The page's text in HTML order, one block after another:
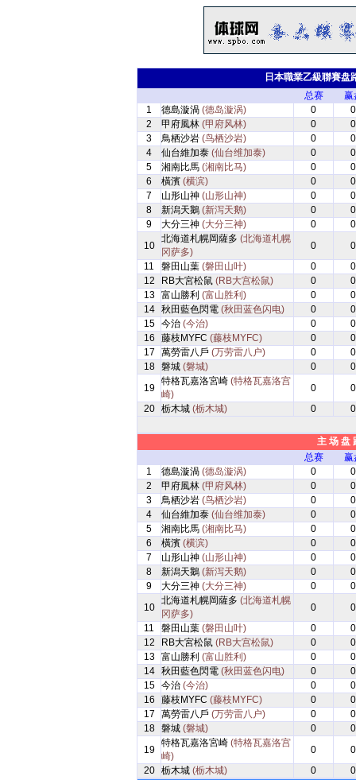
日本職業乙級聯賽盘
总赛
赢
1
德島漩渦 (德岛漩涡) 0
0
2
甲府風林 (甲府风林) 0
0
3
鳥栖沙岩 (鸟栖沙岩) 0
0
4
仙台維加泰 (仙台维加泰) 0
0
5
湘南比馬 (湘南比马) 0
0
6
橫濱 (横滨) 0
0
7
山形山神 (山形山神) 0
0
8
新潟天鵝 (新泻天鹅) 0
0
9
大分三神 (大分三神) 0
0
10
北海道札幌岡薩多 (北海道札幌
冈萨多)
0
0
11
磐田山葉 (磐田山叶) 0
0
12
RB大宮松鼠 (RB大宫松鼠) 0
0
13
富山勝利 (富山胜利) 0
0
14
秋田藍色閃電 (秋田蓝色闪电) 0
0
15
今治 (今治) 0
0
16
藤枝MYFC (藤枝MYFC) 0
0
17
萬勞雷八戶 (万劳雷八户) 0
0
18
磐城 (磐城) 0
0
19
特格瓦嘉洛宮崎 (特格瓦嘉洛宫
崎)
0
0
20
栃木城 (栃木城) 0 0
主 场 盘
总赛
赢
1
德島漩渦 (德岛漩涡) 0
0
2
甲府風林 (甲府风林) 0
0
3
鳥栖沙岩 (鸟栖沙岩) 0
0
4
仙台維加泰 (仙台维加泰) 0
0
5
湘南比馬 (湘南比马) 0
0
6
橫濱 (横滨) 0
0
7
山形山神 (山形山神) 0
0
8
新潟天鵝 (新泻天鹅) 0
0
9
大分三神 (大分三神) 0
0
10
北海道札幌岡薩多 (北海道札幌
冈萨多)
0
0
11
磐田山葉 (磐田山叶) 0
0
12
RB大宮松鼠 (RB大宫松鼠) 0
0
13
富山勝利 (富山胜利) 0
0
14
秋田藍色閃電 (秋田蓝色闪电) 0
0
15
今治 (今治) 0
0
16
藤枝MYFC (藤枝MYFC) 0
0
17
萬勞雷八戶 (万劳雷八户) 0
0
18
磐城 (磐城) 0
0
19
特格瓦嘉洛宮崎 (特格瓦嘉洛宫
崎)
0
0
20
栃木城 (栃木城) 0
0